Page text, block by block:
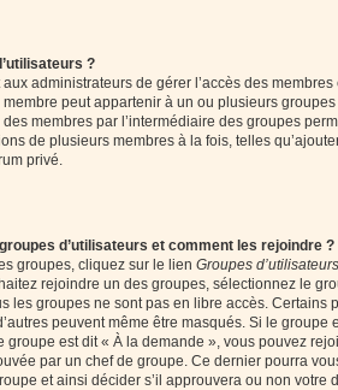
?
administrateurs de gérer l’accès des
peut appartenir à un ou plusieurs
membres par l’intermédiaire des groupes
de plusieurs membres à la fois, telles
privé.
d’utilisateurs et comment les rejoindre ?
groupes, cliquez sur le lien Groupes d’utilisateurs
rejoindre un des groupes, sélectionnez le
les groupes ne sont pas en libre accès. Certains
peuvent même être masqués. Si le groupe
groupe est dit « À la demande », vous pouvez
par un chef de groupe. Ce dernier pourra
et ainsi décider s’il approuvera ou non votre